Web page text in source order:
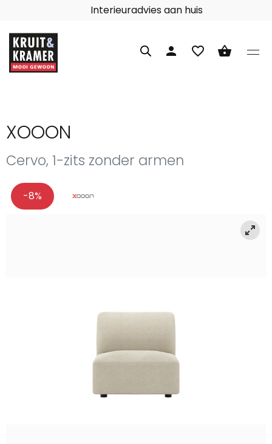
Interieuradvies aan huis
person favorite_border shopping_basket
XOOON
Cervo, 1-zits zonder armen
-8%